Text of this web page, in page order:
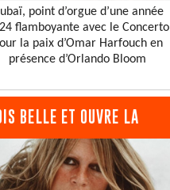
point d’orgue d’une année
flamboyante avec le Concerto
la paix d’Omar Harfouch en
présence d’Orlando Bloom
BELLE ET OUVRE LA